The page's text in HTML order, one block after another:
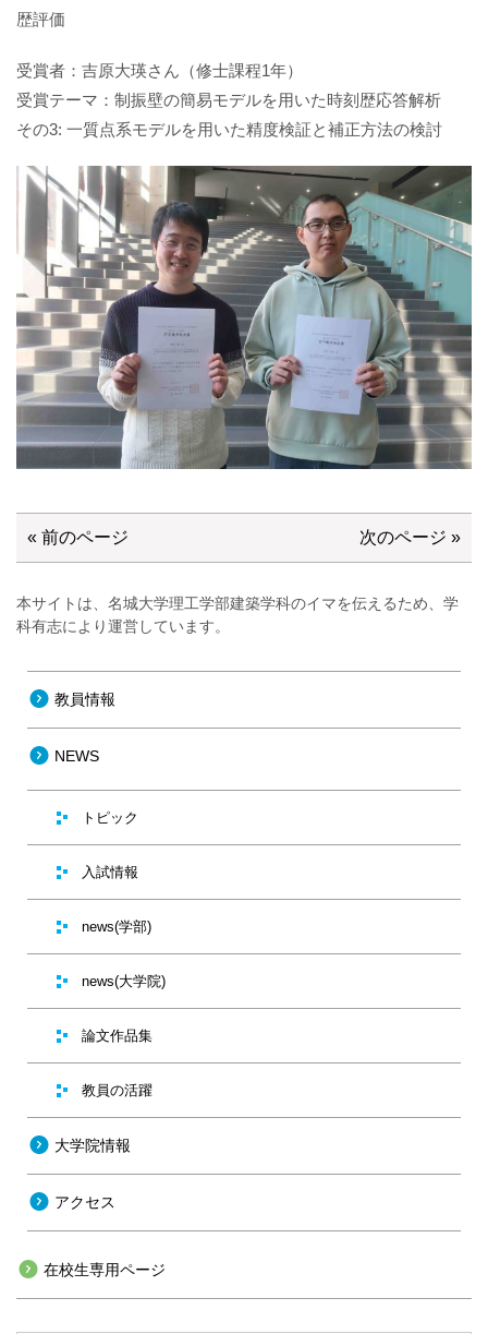
歴評価
受賞者：吉原大瑛さん（修士課程1年）
受賞テーマ：制振壁の簡易モデルを用いた時刻歴応答解析
その3: 一質点系モデルを用いた精度検証と補正方法の検討
« 前のページ 次のページ »
本サイトは、名城大学理工学部建築学科のイマを伝えるため、学
科有志により運営しています。
教員情報
NEWS
トピック
入試情報
news(学部)
news(大学院)
論文作品集
教員の活躍
大学院情報
アクセス
在校生専用ページ